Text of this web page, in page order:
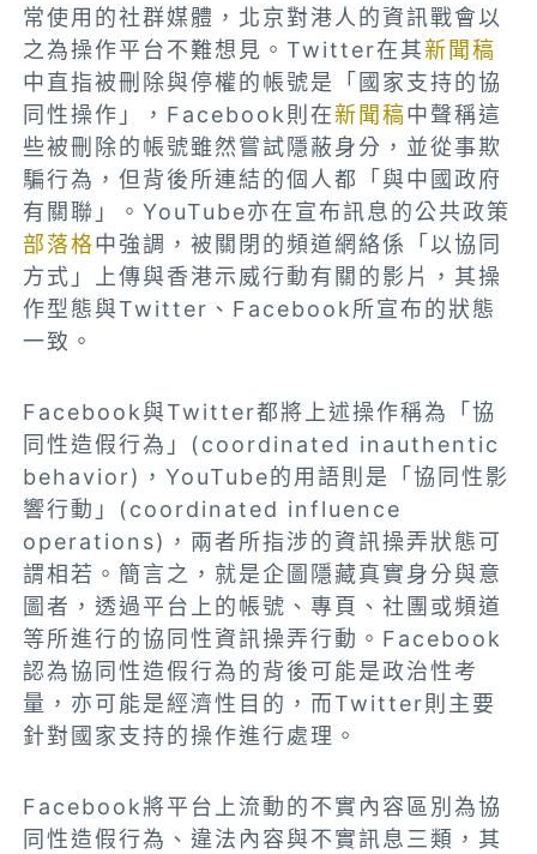
常使用的社群媒體，北京對港人的資訊戰會以
之為操作平台不難想見。Twitter在其新聞稿
中直指被刪除與停權的帳號是「國家支持的協
同性操作」，Facebook則在新聞稿中聲稱這
些被刪除的帳號雖然嘗試隱蔽身分，並從事欺
騙行為，但背後所連結的個人都「與中國政府
有關聯」。YouTube亦在宣布訊息的公共政策
部落格中強調，被關閉的頻道網絡係「以協同
方式」上傳與香港示威行動有關的影片，其操
作型態與Twitter、Facebook所宣布的狀態
一致。
Facebook與Twitter都將上述操作稱為「協
同性造假行為」(coordinated inauthentic
behavior)，YouTube的用語則是「協同性影
響行動」(coordinated influence
operations)，兩者所指涉的資訊操弄狀態可
謂相若。簡言之，就是企圖隱藏真實身分與意
圖者，透過平台上的帳號、專頁、社團或頻道
等所進行的協同性資訊操弄行動。Facebook
認為協同性造假行為的背後可能是政治性考
量，亦可能是經濟性目的，而Twitter則主要
針對國家支持的操作進行處理。
Facebook將平台上流動的不實內容區別為協
同性造假行為、違法內容與不實訊息三類，其